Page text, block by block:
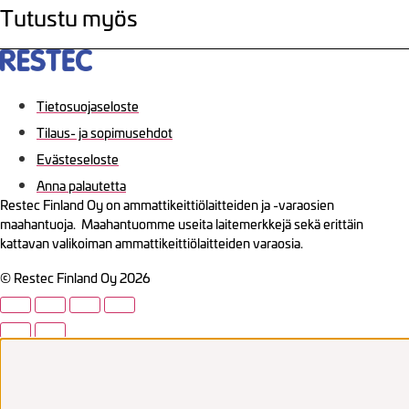
Tutustu myös
Tietosuojaseloste
Tilaus- ja sopimusehdot
Evästeseloste
Anna palautetta
Restec Finland Oy on ammattikeittiölaitteiden ja -varaosien
maahantuoja. Maahantuomme useita laitemerkkejä sekä erittäin
kattavan valikoiman ammattikeittiölaitteiden varaosia.
© Restec Finland Oy 2026